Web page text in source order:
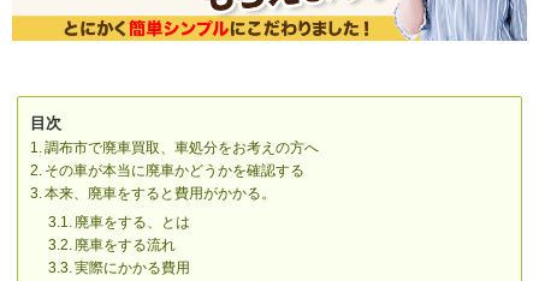
目次
調布市で廃車買取、車処分をお考えの方へ
その車が本当に廃車かどうかを確認する
本来、廃車をすると費用がかかる。
廃車をする、とは
廃車をする流れ
実際にかかる費用